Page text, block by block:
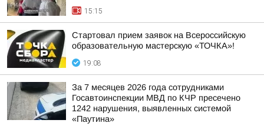
15:15
Стартовал прием заявок на Всероссийскую
образовательную мастерскую «ТОЧКА»!
19:08
За 7 месяцев 2026 года сотрудниками
Госавтоинспекции МВД по КЧР пресечено
1242 нарушения, выявленных системой
«Паутина»